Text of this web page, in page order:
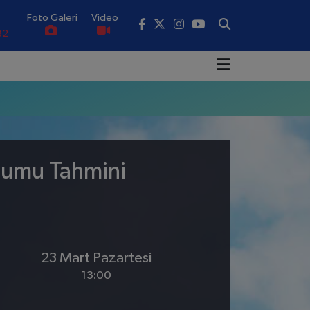
Foto Galeri Video
Tahmini
23 Mart Pazartesi
13:00